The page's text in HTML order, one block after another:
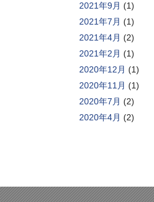
2021年9月 (1)
2021年7月 (1)
2021年4月 (2)
2021年2月 (1)
2020年12月 (1)
2020年11月 (1)
2020年7月 (2)
2020年4月 (2)